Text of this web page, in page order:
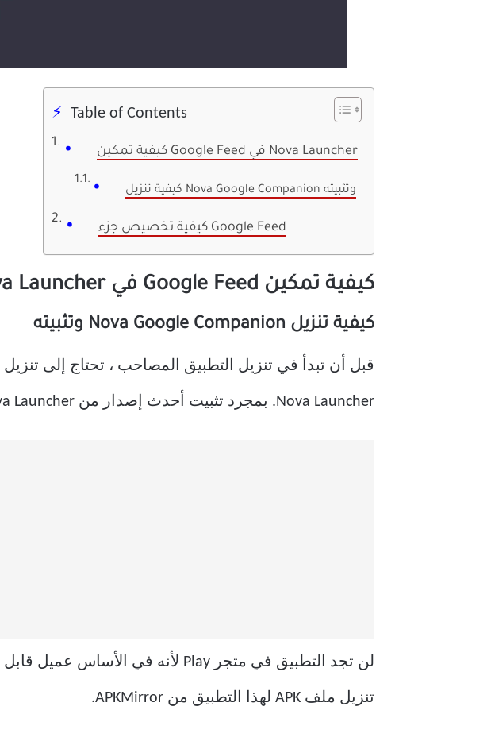
Table of Contents
كيفية تمكين Google Feed في Nova Launcher
كيفية تنزيل Nova Google Companion وتثبيته
كيفية تخصيص جزء Google Feed
كيفية تمكين Google Feed في Nova Launcher
كيفية تنزيل Nova Google Companion وتثبيته
قبل أن تبدأ في تنزيل التطبيق المصاحب ، تحتاج إلى تنزيل Nova Launcher أو تحديثه إلى أحدث إصدار.
Nova Launcher. بمجرد تثبيت أحدث إصدار من Nova Launcher على جهازك ، يمكنك متابعة تنزيل Nova Google Companion.
تنزيل ملف APK لهذا التطبيق من APKMirror.